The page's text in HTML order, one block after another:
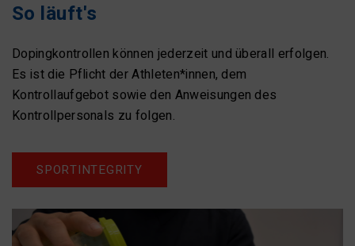
So läuft's
Dopingkontrollen können jederzeit und überall erfolgen.
Es ist die Pflicht der Athleten*innen, dem
Kontrollaufgebot sowie den Anweisungen des
Kontrollpersonals zu folgen.
SPORTINTEGRITY